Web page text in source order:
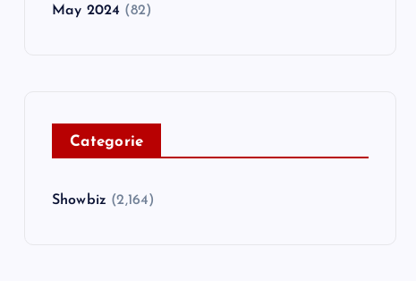
May 2024 (82)
Categorie
Showbiz (2,164)